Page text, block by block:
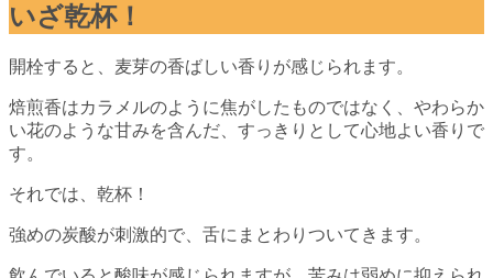
いざ乾杯！
開栓すると、麦芽の香ばしい香りが感じられます。
焙煎香はカラメルのように焦がしたものではなく、やわらか
い花のような甘みを含んだ、すっきりとして心地よい香りで
す。
それでは、乾杯！
強めの炭酸が刺激的で、舌にまとわりついてきます。